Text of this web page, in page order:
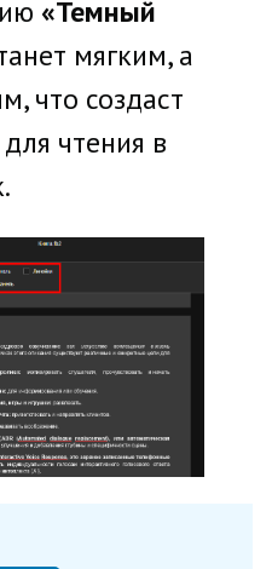
«Темный
мягким, а
что создаст
чтения в